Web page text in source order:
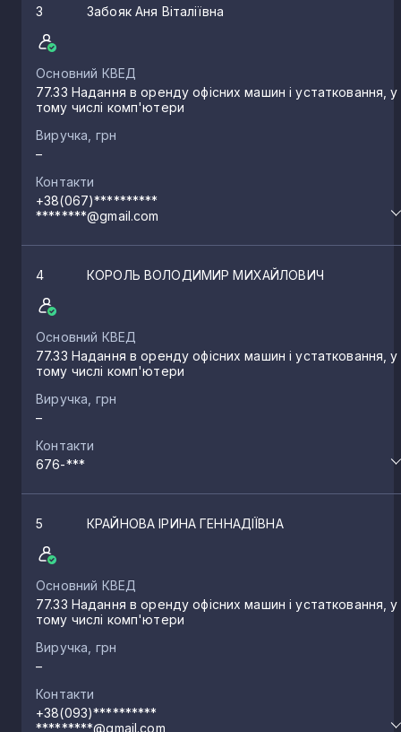
3 Забояк Аня Віталіївна
Основний КВЕД
77.33 Надання в оренду офісних машин і устатковання, у
тому числі комп'ютери
Виручка, грн
–
Контакти
+38(067)**********
********@gmail.com
4 КОРОЛЬ ВОЛОДИМИР МИХАЙЛОВИЧ
Основний КВЕД
77.33 Надання в оренду офісних машин і устатковання, у
тому числі комп'ютери
Виручка, грн
–
Контакти
676-***
5 КРАЙНОВА ІРИНА ГЕННАДІЇВНА
Основний КВЕД
77.33 Надання в оренду офісних машин і устатковання, у
тому числі комп'ютери
Виручка, грн
–
Контакти
+38(093)**********
*********@gmail.com